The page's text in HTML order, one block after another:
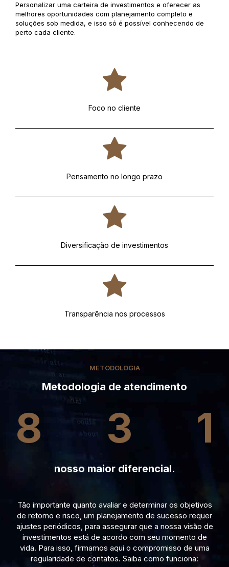
Personalizar uma carteira de investimentos e oferecer as
melhores oportunidades com planejamento completo e
soluções sob medida, e isso só é possível conhecendo de
perto cada cliente.
Foco no cliente
Pensamento no longo prazo
Diversificação de investimentos
Transparência nos processos
METODOLOGIA
Metodologia de atendimento
8 3 1
nosso maior diferencial.
Tão importante quanto avaliar e determinar os objetivos
de retorno e risco, um planejamento de sucesso requer
ajustes periódicos, para assegurar que a nossa visão de
investimentos está de acordo com seu momento de
vida. Para isso, firmamos aqui o compromisso de uma
regularidade de contatos. Saiba como funciona: